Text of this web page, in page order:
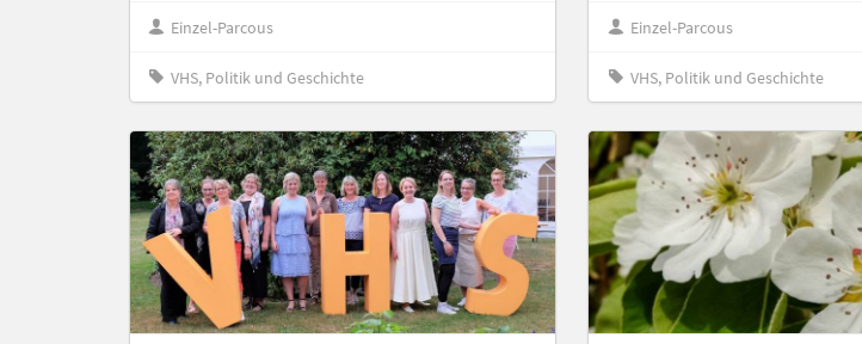
Einzel-Parcous
VHS, Politik und Geschichte
Einzel-Parcous
VHS, Politik und Geschichte